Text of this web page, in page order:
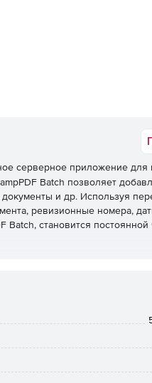
серверное приложение для
Batch позволяет
и др. Используя
ревизионные номера,
становится постоянной
размера объектов.
линий, обрывов линий,
или PDF; изменение